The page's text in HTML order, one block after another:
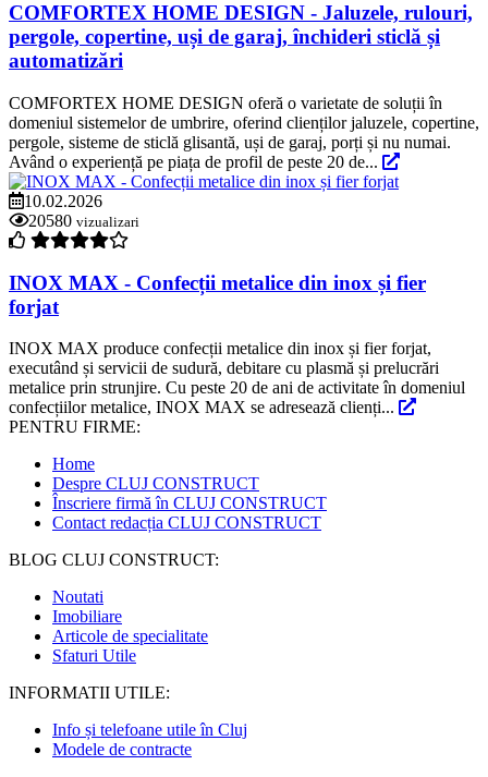
COMFORTEX HOME DESIGN - Jaluzele, rulouri,
pergole, copertine, uși de garaj, închideri sticlă și
automatizări
COMFORTEX HOME DESIGN oferă o varietate de soluții în
domeniul sistemelor de umbrire, oferind clienților jaluzele, copertine,
pergole, sisteme de sticlă glisantă, uși de garaj, porți și nu numai.
Având o experiență pe piața de profil de peste 20 de...
10.02.2026
20580 vizualizari
INOX MAX - Confecții metalice din inox și fier
forjat
INOX MAX produce confecții metalice din inox și fier forjat,
executând și servicii de sudură, debitare cu plasmă și prelucrări
metalice prin strunjire. Cu peste 20 de ani de activitate în domeniul
confecțiilor metalice, INOX MAX se adresează clienți...
PENTRU FIRME:
Home
Despre CLUJ CONSTRUCT
Înscriere firmă în CLUJ CONSTRUCT
Contact redacția CLUJ CONSTRUCT
BLOG CLUJ CONSTRUCT:
Noutati
Imobiliare
Articole de specialitate
Sfaturi Utile
INFORMATII UTILE:
Info și telefoane utile în Cluj
Modele de contracte